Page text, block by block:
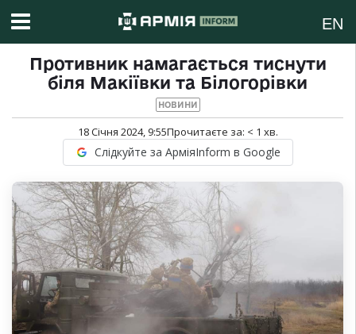
EN
Противник намагається тиснути
біля Макіївки та Білогорівки
НОВИНИ
18 Січня 2024, 9:55Прочитаєте за: < 1 хв.
Слідкуйте за АрміяInform в Google